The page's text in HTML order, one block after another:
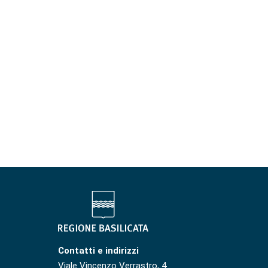
Contatti e indirizzi
Viale Vincenzo Verrastro, 4